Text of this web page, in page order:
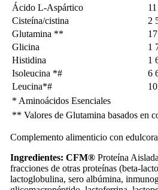
Ácido L-Aspártico
Cisteína/cistina
2
Glutamina **
Glicina
1
Histidina
1
Isoleucina *#
6
Leucina*#
* Aminoácidos Esenciales
** Valores de Glutamina basados en
Complemento alimenticio con
Ingredientes: CFM®Proteína
fracciones de otras proteínas (beta-
lactoglobulina, sero albúmina,